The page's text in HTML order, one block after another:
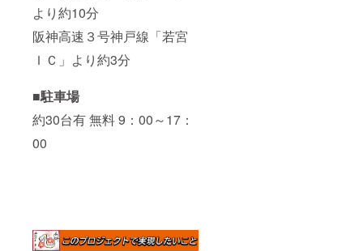
より約10分
阪神高速３号神戸線「若宮
ＩＣ」より約3分
■駐車場
約30台有 無料 9：00～17：
00